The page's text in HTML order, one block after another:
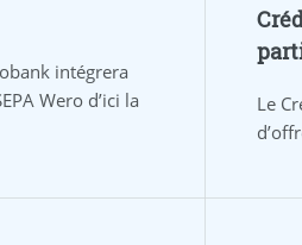
intégrera
Wero d’ici la
Le